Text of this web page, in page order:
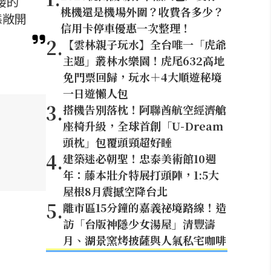
開
桃機還是機場外圍？收費各多少？
信用卡停車優惠一次整理！
2. 【雲林親子玩水】全台唯一「虎爺
主題」叢林水樂園！虎尾632高地
免門票回歸，玩水＋4大順遊秘境
一日遊懶人包
3.搭機告別落枕！阿聯酋航空經濟艙
座椅升級，全球首創「U-Dream
頭枕」包覆頭頸超好睡
4.建築迷必朝聖！忠泰美術館10週
年：藤本壯介特展打頭陣，1:5大
屋根8月震撼空降台北
5.離市區15分鐘的嘉義祕境路線！造
訪「台版神隱少女湯屋」清豐濤
月、湖景窯烤披薩與人氣私宅咖啡